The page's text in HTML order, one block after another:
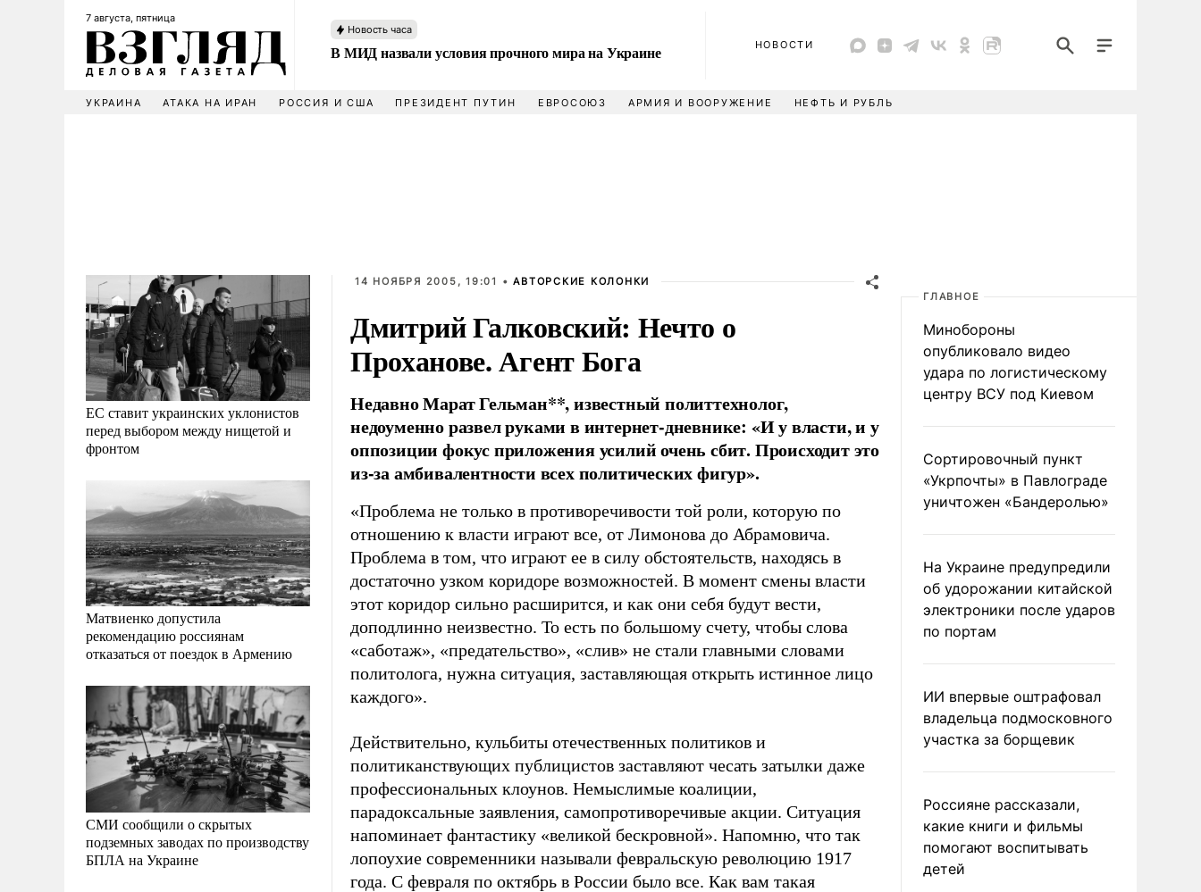
7 августа, пятница
Новость часа
В МИД назвали условия прочного мира на Украине НОВОСТИ
УКРАИНА АТАКА НА ИРАН РОССИЯ И США ПРЕЗИДЕНТ ПУТИН ЕВРОСОЮЗ АРМИЯ И ВООРУЖЕНИЕ НЕФТЬ И РУБЛЬ
ЕС ставит украинских уклонистов
перед выбором между нищетой и
фронтом
Матвиенко допустила
рекомендацию россиянам
отказаться от поездок в Армению
СМИ сообщили о скрытых
подземных заводах по производству
БПЛА на Украине
14 НОЯБРЯ 2005, 19:01 •АВТОРСКИЕ КОЛОНКИ
Дмитрий Галковский: Нечто о
Проханове. Агент Бога
Недавно Марат Гельман**, известный политтехнолог,
недоуменно развел руками в интернет-дневнике: «И у власти, и у
оппозиции фокус приложения усилий очень сбит. Происходит это
из-за амбивалентности всех политических фигур».
«Проблема не только в противоречивости той роли, которую по
отношению к власти играют все, от Лимонова до Абрамовича.
Проблема в том, что играют ее в силу обстоятельств, находясь в
достаточно узком коридоре возможностей. В момент смены власти
этот коридор сильно расширится, и как они себя будут вести,
доподлинно неизвестно. То есть по большому счету, чтобы слова
«саботаж», «предательство», «слив» не стали главными словами
политолога, нужна ситуация, заставляющая открыть истинное лицо
каждого».
Действительно, кульбиты отечественных политиков и
политиканствующих публицистов заставляют чесать затылки даже
профессиональных клоунов. Немыслимые коалиции,
парадоксальные заявления, самопротиворечивые акции. Ситуация
напоминает фантастику «великой бескровной». Напомню, что так
лопоухие современники называли февральскую революцию 1917
года. С февраля по октябрь в России было все. Как вам такая
ГЛАВНОЕ
Минобороны
опубликовало видео
удара по логистическому
центру ВСУ под Киевом
Сортировочный пункт
«Укрпочты» в Павлограде
уничтожен «Бандеролью»
На Украине предупредили
об удорожании китайской
электроники после ударов
по портам
ИИ впервые оштрафовал
владельца подмосковного
участка за борщевик
Россияне рассказали,
какие книги и фильмы
помогают воспитывать
детей